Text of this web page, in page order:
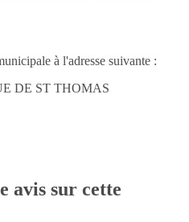
à l'adresse suivante :
DE ST THOMAS
avis sur cette